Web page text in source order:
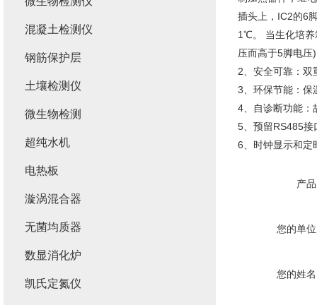
插头上，IC2的6
1℃。 当生化培养
压而高于5脚电压
2、安全可靠：
3、环保节能：保
4、自诊断功能：
5、预留RS485接
6、时钟显示和定
产
您的单
您的姓
混凝土检测仪
钢筋保护层
土壤检测仪
微生物检测
超纯水机
电热板
漩涡混合器
无菌均质器
数显消化炉
凯氏定氮仪